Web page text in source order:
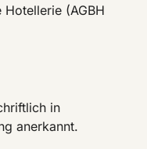
Hotellerie (AGBH
in
anerkannt.